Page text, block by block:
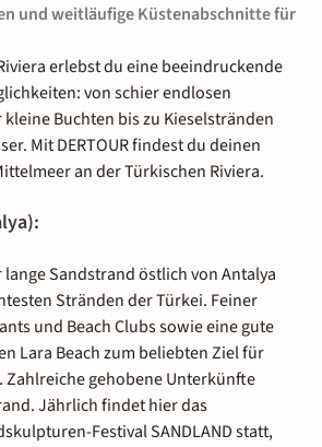
und weitläufige Küstenabschnitte für
erlebst du eine beeindruckende
von schier endlosen
Buchten bis zu Kieselstränden
Mit DERTOUR findest du deinen
an der Türkischen Riviera.
lange Sandstrand östlich von Antalya
Stränden der Türkei. Feiner
und Beach Clubs sowie eine gute
Lara Beach zum beliebten Ziel für
Zahlreiche gehobene Unterkünfte
Jährlich findet hier das
Festival SANDLAND statt,